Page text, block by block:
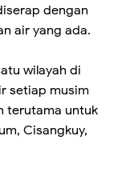
dengan
air yang ada.
wilayah di
setiap musim
terutama untuk
Cisangkuy,